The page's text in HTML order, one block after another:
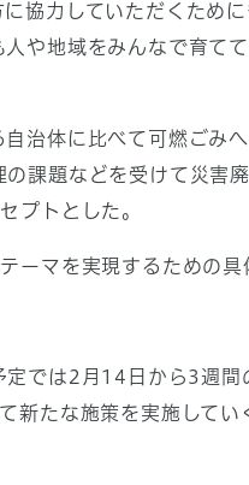
協力していただくため
や地域をみんなで育て
治体に比べて可燃ごみ
課題などを受けて災害
プトとした。
マを実現するための具
では2月14日から3週
新たな施策を実施してい